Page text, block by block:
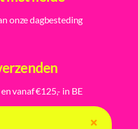
onze dagbesteding
vanaf €125,- in BE